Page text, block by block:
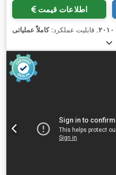
اطلاعات قیمت
۲۰۱۰, قابلیت عملکرد:کاملاً عملیاتی